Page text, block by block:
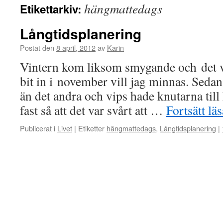
Etikettarkiv: hängmattedags
Långtidsplanering
Postat den 8 april, 2012av Karin
Vintern kom liksom smygande och det
bit in i november vill jag minnas.
än det andra och vips hade knutarna
fast så att det var svårt att … Fortsätt
Publicerat i Livet | Etiketter hängmattedags, Långtidsplanering |